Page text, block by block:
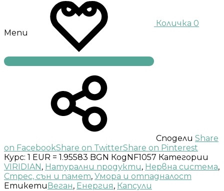
Количка 0
Menu
Сподели Share
on FacebookShare on TwitterShare on Pinterest
Курс: 1 EUR = 1.95583 BGN КодNF1057 Категории
VIRIDIAN, Натурални продукти, Нервна система,
Стрес, сън и памет, Умора и отпадналост
ЕтикетиВеган, Енергия, Капсули